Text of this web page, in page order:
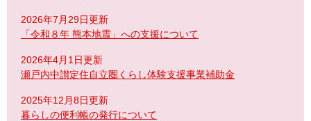
2026年7月29日更新
「令和８年 熊本地震」への支援について
2026年4月1日更新
瀬戸内中讃定住自立圏くらし体験支援事業補助金
2025年12月8日更新
暮らしの便利帳の発行について